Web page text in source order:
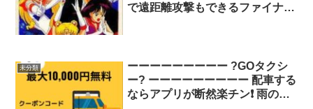
で遠距離攻撃もできるファイナル
未分類
ーーーーーーーーー ?GOタクシ
ー? ーーーーーーーーー 配車する
ならアプリが断然楽チン❗️ 雨の日